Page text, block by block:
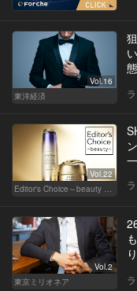
Vol.16
東洋経済
Vol.22
Editor's Choice～beauty & wellness～
Vol.2
東京ミリオネア